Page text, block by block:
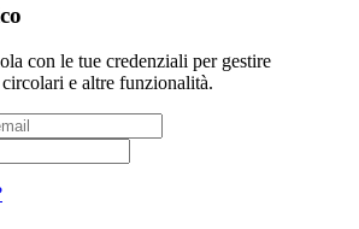
con le tue credenziali per gestire
e altre funzionalità.